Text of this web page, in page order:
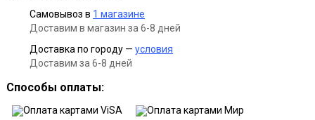
Самовывоз в 1 магазине
Доставим в магазин за 6-8 дней
Доставка по городу — условия
Доставим за 6-8 дней
Способы оплаты: